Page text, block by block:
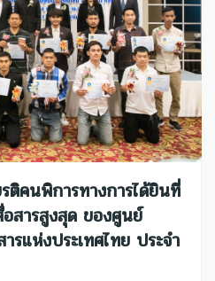
ติคนพิการทางการได้ยินที่
สารสูงสุด ของศูนย์
รแห่งประเทศไทย ประจำ